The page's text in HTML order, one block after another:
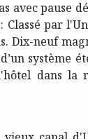
avec pause
par
Dix-neuf
système
dans la